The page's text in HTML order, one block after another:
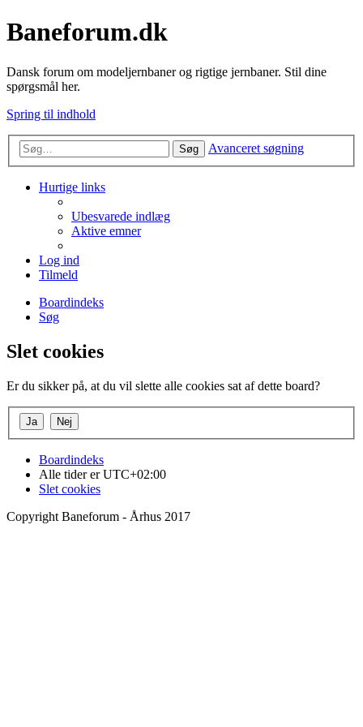
Baneforum.dk
Dansk forum om modeljernbaner og rigtige jernbaner. Stil dine
spørgsmål her.
Spring til indhold
Søg Avanceret søgning
Hurtige links
Ubesvarede indlæg
Aktive emner
Log ind
Tilmeld
Boardindeks
Søg
Slet cookies
Er du sikker på, at du vil slette alle cookies sat af dette board?
Boardindeks
Alle tider erUTC+02:00
Slet cookies
Copyright Baneforum - Århus 2017